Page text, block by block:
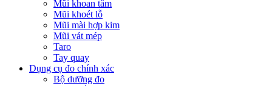
Mũi khoan tâm
Mũi khoét lỗ
Mũi mài hợp kim
Mũi vát mép
Taro
Tay quay
Dụng cụ đo chính xác
Bộ dưỡng đo